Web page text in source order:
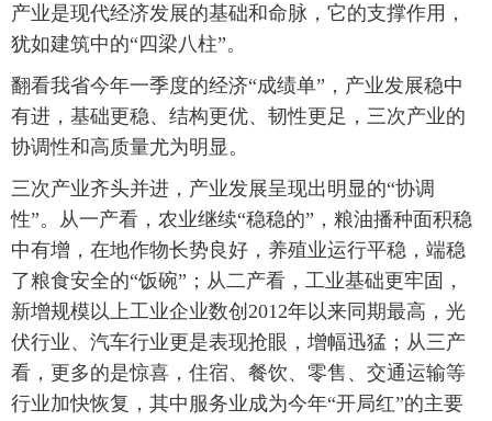
产业是现代经济发展的基础和命脉，它的支撑作用，
犹如建筑中的“四梁八柱”。
翻看我省今年一季度的经济“成绩单”，产业发展稳中
有进，基础更稳、结构更优、韧性更足，三次产业的
协调性和高质量尤为明显。
三次产业齐头并进，产业发展呈现出明显的“协调
性”。从一产看，农业继续“稳稳的”，粮油播种面积稳
中有增，在地作物长势良好，养殖业运行平稳，端稳
了粮食安全的“饭碗”；从二产看，工业基础更牢固，
新增规模以上工业企业数创2012年以来同期最高，光
伏行业、汽车行业更是表现抢眼，增幅迅猛；从三产
看，更多的是惊喜，住宿、餐饮、零售、交通运输等
行业加快恢复，其中服务业成为今年“开局红”的主要